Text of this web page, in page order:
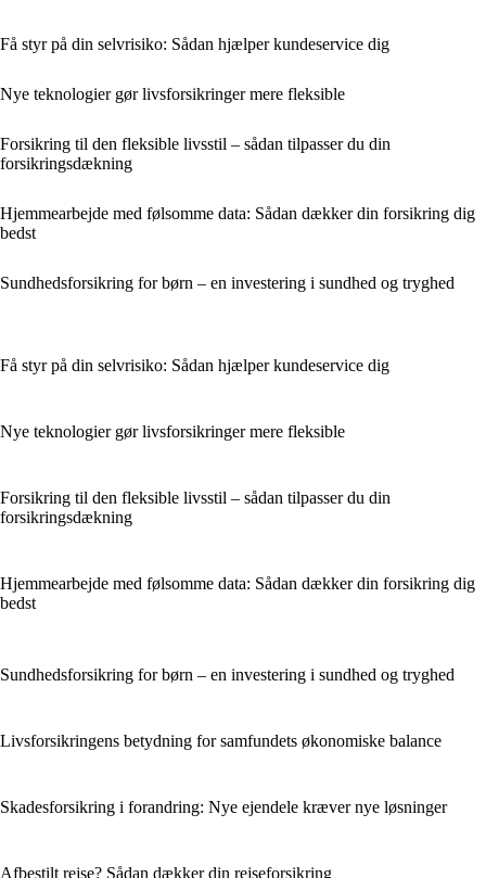
Få styr på din selvrisiko: Sådan hjælper kundeservice dig
Nye teknologier gør livsforsikringer mere fleksible
Forsikring til den fleksible livsstil – sådan tilpasser du din
forsikringsdækning
Hjemmearbejde med følsomme data: Sådan dækker din forsikring dig
bedst
Sundhedsforsikring for børn – en investering i sundhed og tryghed
Få styr på din selvrisiko: Sådan hjælper kundeservice dig
Nye teknologier gør livsforsikringer mere fleksible
Forsikring til den fleksible livsstil – sådan tilpasser du din
forsikringsdækning
Hjemmearbejde med følsomme data: Sådan dækker din forsikring dig
bedst
Sundhedsforsikring for børn – en investering i sundhed og tryghed
Livsforsikringens betydning for samfundets økonomiske balance
Skadesforsikring i forandring: Nye ejendele kræver nye løsninger
Afbestilt rejse? Sådan dækker din rejseforsikring